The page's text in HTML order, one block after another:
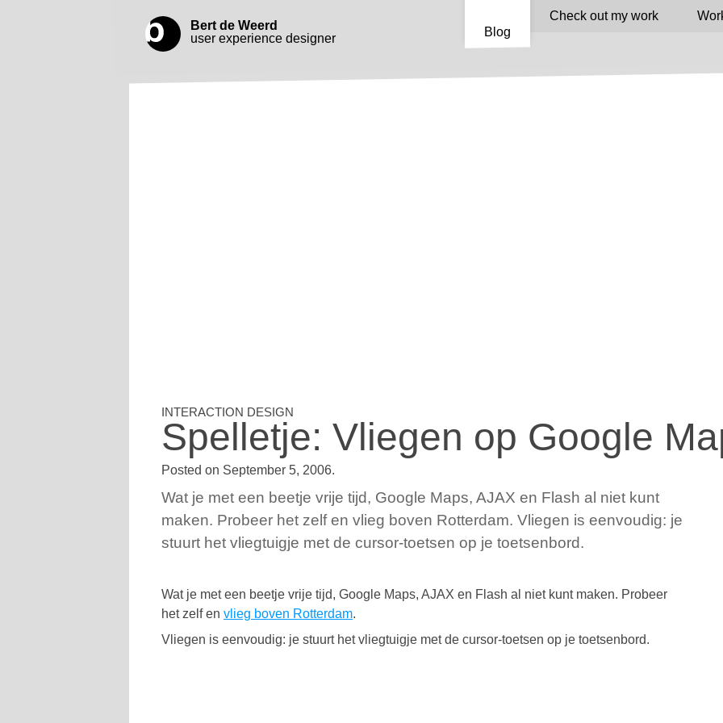
Spelletje: Vliegen op Google
Posted on September 5, 2006.
Wat je met een beetje vrije tijd, Google Maps, AJAX en Flash al niet kunt
maken. Probeer het zelf en vlieg boven Rotterdam. Vliegen is eenvoudig: je
stuurt het vliegtuigje met de cursor-toetsen op je toetsenbord.
Wat je met een beetje vrije tijd, Google Maps, AJAX en Flash al niet kunt maken. Probeer
het zelf en vlieg boven Rotterdam.
Vliegen is eenvoudig: je stuurt het vliegtuigje met de cursor-toetsen op je toetsenbord.
Bert de Weerd
user experience designer
Blog
Check out my work